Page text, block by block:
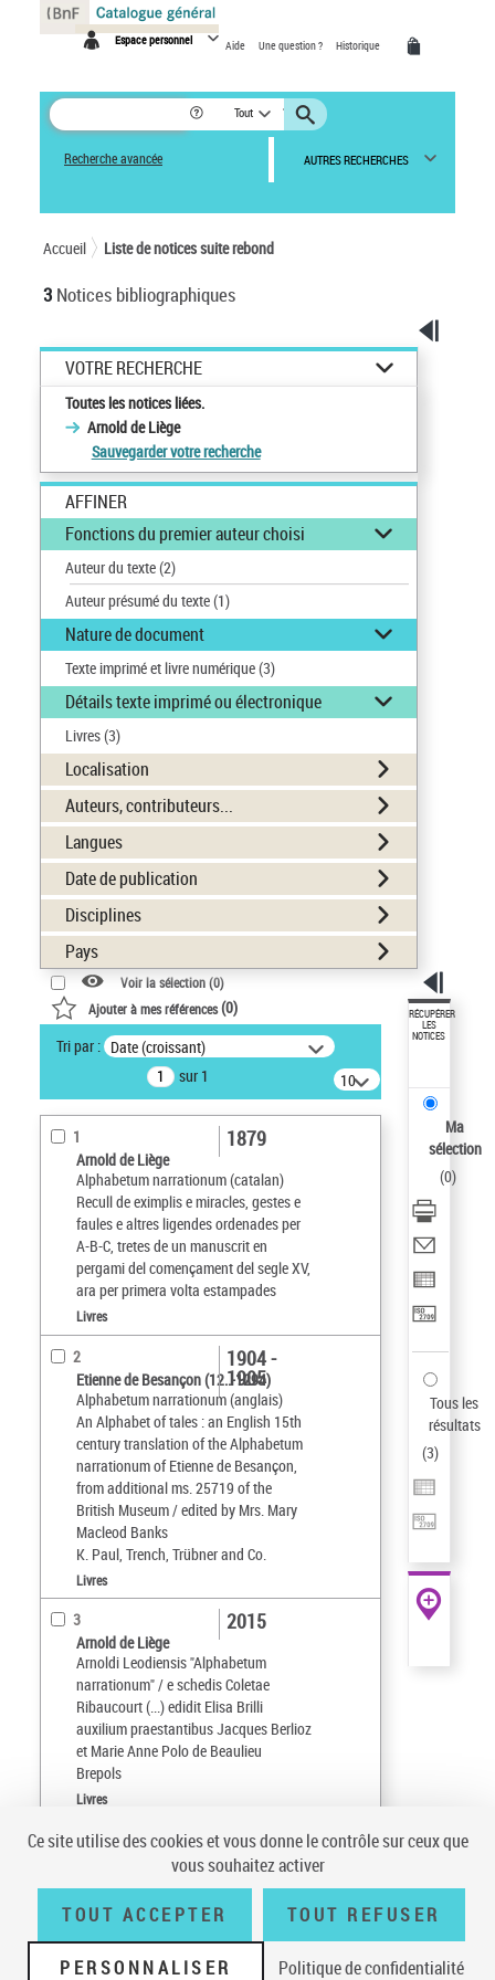
Espace personnel Aide Une question ? Historique
Tout
Recherche avancée AUTRES RECHERCHES
Accueil Liste de notices suite rebond
3 Notices bibliographiques
VOTRE RECHERCHE
Toutes les notices liées.
Arnold de Liège
Sauvegarder votre recherche
AFFINER
Fonctions du premier auteur choisi
Auteur du texte(2)
Auteur présumé du texte(1)
Nature de document
Texte imprimé et livre numérique(3)
Détails texte imprimé ou électronique
Livres(3)
Localisation
Auteurs, contributeurs...
Langues
Date de publication
Disciplines
Pays
Voir la sélection (0)
Ajouter à mes références(0)
Tri par : Date (croissant)
sur 1
10
résultats/page
1
Arnold de Liège
Alphabetum narrationum (catalan)
Recull de eximplis e miracles, gestes e
faules e altres ligendes ordenades per
A-B-C, tretes de un manuscrit en
pergami del començament del segle XV,
ara per primera volta estampades
1879
Livres
2
Etienne de Besançon (12..-1294)
Alphabetum narrationum (anglais)
An Alphabet of tales : an English 15th
century translation of the Alphabetum
narrationum of Etienne de Besançon,
from additional ms. 25719 of the
British Museum / edited by Mrs. Mary
Macleod Banks
K. Paul, Trench, Trübner and Co.
1904 -
1905
Livres
3
Arnold de Liège
Arnoldi Leodiensis "Alphabetum
narrationum" / e schedis Coletae
Ribaucourt (...) edidit Elisa Brilli
auxilium praestantibus Jacques Berlioz
et Marie Anne Polo de Beaulieu
Brepols
2015
Livres
Date (croissant)
sur 1
10
résultats/page
RÉCUPÉRER
LES
NOTICES
Ma
sélection
(0)
Tous les
résultats
(3)
Conditions générales d'utilisation | A propos | Plan du site | Écrire à la
Panneau de gestion des cookies
Ce site utilise des cookies et vous donne le contrôle sur ceux que
vous souhaitez activer
TOUT ACCEPTER TOUT REFUSER
PERSONNALISER Politique de confidentialité